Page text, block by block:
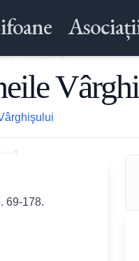
69-178.